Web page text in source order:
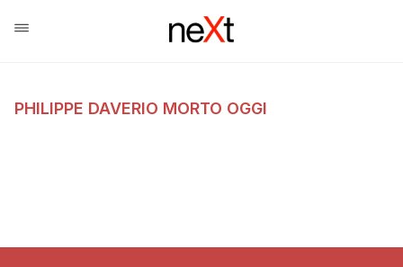
PHILIPPE DAVERIO MORTO OGGI